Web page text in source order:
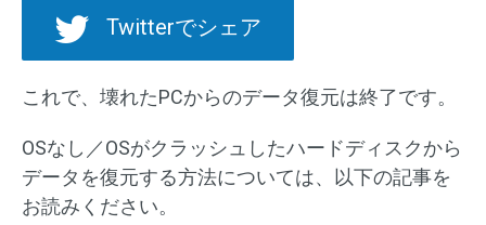
Twitterでシェア
これで、壊れたPCからのデータ復元は終了です。
OSなし／OSがクラッシュしたハードディスクから
データを復元する方法については、以下の記事を
お読みください。